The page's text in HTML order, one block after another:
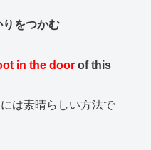
をつかむ
in the door of this
は素晴らしい方法で